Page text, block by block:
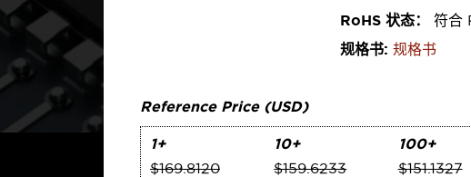
RoHS 状态：
符合
规格书: 规格书
Reference Price (USD)
1+
$169.8120
10+
$159.6233
100+
$151.1327